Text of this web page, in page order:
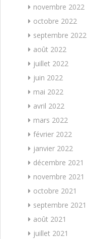
novembre 2022
octobre 2022
septembre 2022
août 2022
juillet 2022
juin 2022
mai 2022
avril 2022
mars 2022
février 2022
janvier 2022
décembre 2021
novembre 2021
octobre 2021
septembre 2021
août 2021
juillet 2021